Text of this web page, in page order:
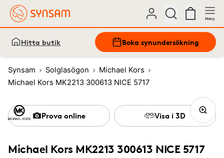
Meny
Hitta butik Boka synundersökning
Synsam Solglasögon
Michael Kors
Michael Kors MK2213 300613 NICE 5717
Michael Kors MK2213 300613 NICE 5717
Prova online Visa i 3D